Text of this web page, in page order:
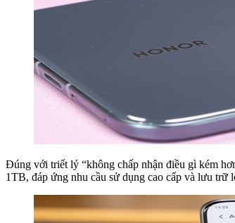
Đúng với triết lý “không chấp nhận điều gì kém
1TB, đáp ứng nhu cầu sử dụng cao cấp và lưu trữ